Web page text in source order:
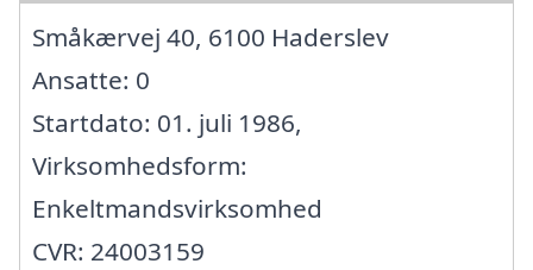
Småkærvej 40, 6100 Haderslev
Ansatte: 0
Startdato: 01. juli 1986,
Virksomhedsform:
Enkeltmandsvirksomhed
CVR: 24003159